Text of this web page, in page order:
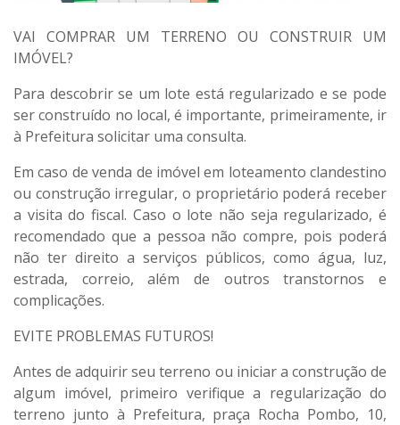
VAI COMPRAR UM TERRENO OU CONSTRUIR UM
IMÓVEL?
Para descobrir se um lote está regularizado e se pode
ser construído no local, é importante, primeiramente, ir
à Prefeitura solicitar uma consulta.
Em caso de venda de imóvel em loteamento clandestino
ou construção irregular, o proprietário poderá receber
a visita do fiscal. Caso o lote não seja regularizado, é
recomendado que a pessoa não compre, pois poderá
não ter direito a serviços públicos, como água, luz,
estrada, correio, além de outros transtornos e
complicações.
EVITE PROBLEMAS FUTUROS!
Antes de adquirir seu terreno ou iniciar a construção de
algum imóvel, primeiro verifique a regularização do
terreno junto à Prefeitura, praça Rocha Pombo, 10,